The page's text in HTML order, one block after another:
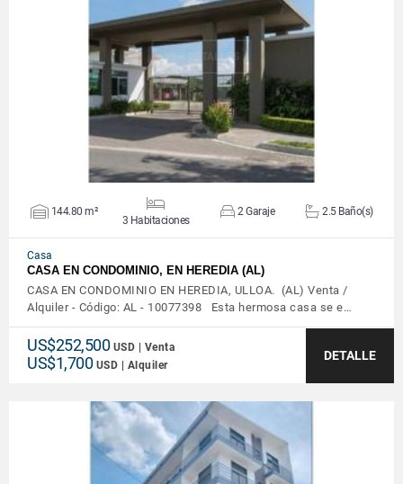
VER DETALLES
144.80 m²
3 Habitaciones
2 Garaje 2.5 Baño(s)
Casa
CASA EN CONDOMINIO, EN HEREDIA (AL)
CASA EN CONDOMINIO EN HEREDIA, ULLOA. (AL) Venta /
Alquiler - Código: AL - 10077398 Esta hermosa casa se e…
US$252,500 USD | Venta
US$1,700 USD | Alquiler
DETALLE